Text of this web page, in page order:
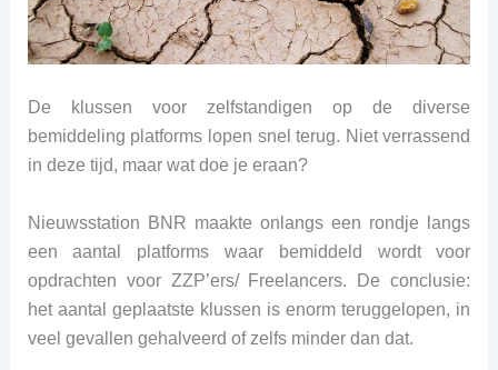
De klussen voor zelfstandigen op de diverse
bemiddeling platforms lopen snel terug. Niet verrassend
in deze tijd, maar wat doe je eraan?
Nieuwsstation BNR maakte onlangs een rondje langs
een aantal platforms waar bemiddeld wordt voor
opdrachten voor ZZP’ers/ Freelancers. De conclusie:
het aantal geplaatste klussen is enorm teruggelopen, in
veel gevallen gehalveerd of zelfs minder dan dat.